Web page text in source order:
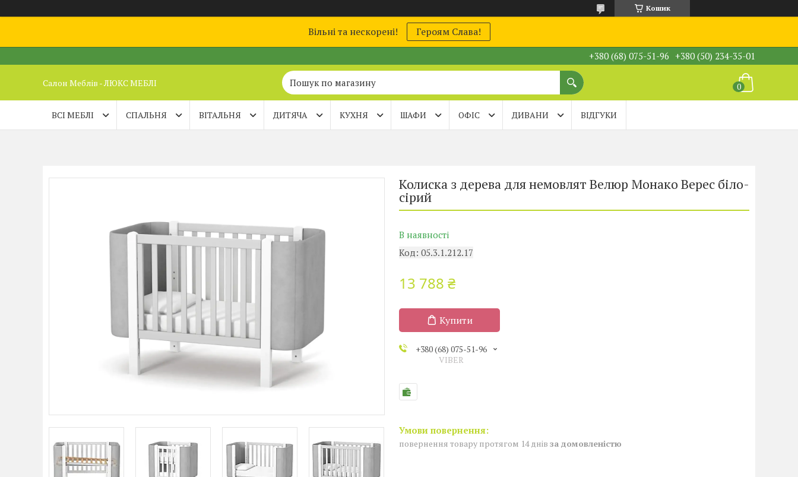
Кошик
Вільні та нескорені! Героям Слава!
+380 (68) 075-51-96 +380 (50) 234-35-01
Салон Меблів - ЛЮКС МЕБЛІ
ВСІ МЕБЛІ СПАЛЬНЯ ВІТАЛЬНЯ ДИТЯЧА КУХНЯ ШАФИ ОФІС ДИВАНИ ВІДГУКИ
Колиска з дерева для немовлят Велюр Монако Верес біло-
сірий
В наявності
Код: 05.3.1.212.17
13 788 ₴
Купити
+380 (68) 075-51-96
VIBER
повернення товару протягом 14 днів за домовленістю